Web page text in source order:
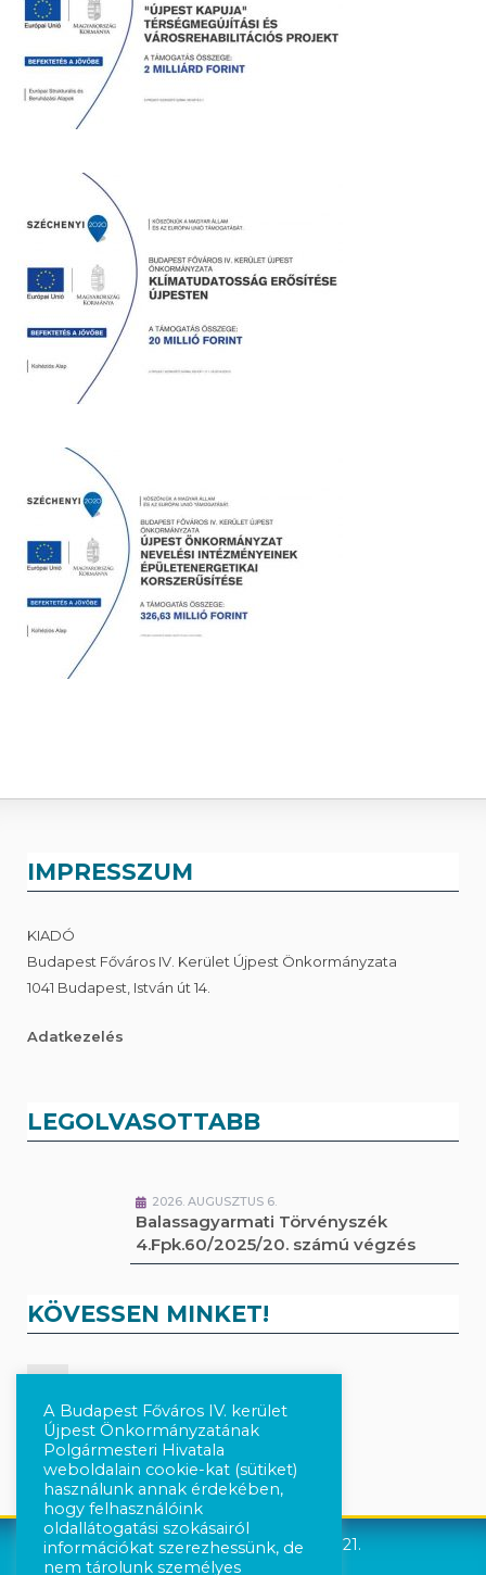
IMPRESSZUM
KIADÓ
Budapest Főváros IV. Kerület Újpest Önkormányzata
1041 Budapest, István út 14.
Adatkezelés
LEGOLVASOTTABB
2026. AUGUSZTUS 6.
Balassagyarmati Törvényszék
4.Fpk.60/2025/20. számú végzés
KÖVESSEN MINKET!
Követés Instagram-on
Újpest Önkormányzata © 2021.
A Budapest Főváros IV. kerület
Újpest Önkormányzatának
Polgármesteri Hivatala
weboldalain cookie-kat (sütiket)
használunk annak érdekében,
hogy felhasználóink
oldallátogatási szokásairól
információkat szerezhessünk, de
nem tárolunk személyes